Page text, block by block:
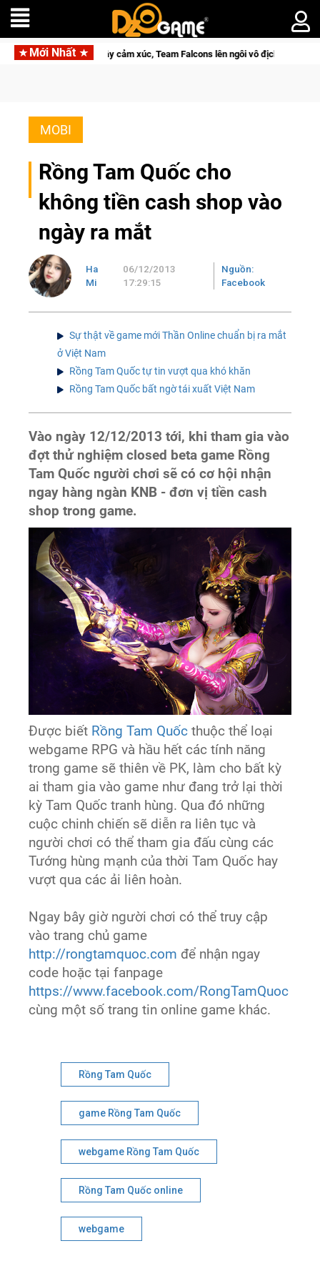
Mới Nhất
hành trình đầy cảm xúc, Team Falcons lên ngôi vô địch
MOBI
Rồng Tam Quốc cho
không tiền cash shop vào
ngày ra mắt
Ha
Mi
06/12/2013
17:29:15
Nguồn:
Facebook
Sự thật về game mới Thần Online chuẩn bị ra mắt
ở Việt Nam
Rồng Tam Quốc tự tin vượt qua khó khăn
Rồng Tam Quốc bất ngờ tái xuất Việt Nam
Vào ngày 12/12/2013 tới, khi tham gia vào
đợt thử nghiệm closed beta game Rồng
Tam Quốc người chơi sẽ có cơ hội nhận
ngay hàng ngàn KNB - đơn vị tiền cash
shop trong game.
Được biết Rồng Tam Quốc thuộc thể loại
webgame RPG và hầu hết các tính năng
trong game sẽ thiên về PK, làm cho bất kỳ
ai tham gia vào game như đang trở lại thời
kỳ Tam Quốc tranh hùng. Qua đó những
cuộc chinh chiến sẽ diễn ra liên tục và
người chơi có thể tham gia đấu cùng các
Tướng hùng mạnh của thời Tam Quốc hay
vượt qua các ải liên hoàn.
Ngay bây giờ người chơi có thể truy cập
vào trang chủ game
http://rongtamquoc.com để nhận ngay
code hoặc tại fanpage
https://www.facebook.com/RongTamQuoc
cùng một số trang tin online game khác.
Rồng Tam Quốc
game Rồng Tam Quốc
webgame Rồng Tam Quốc
Rồng Tam Quốc online
webgame